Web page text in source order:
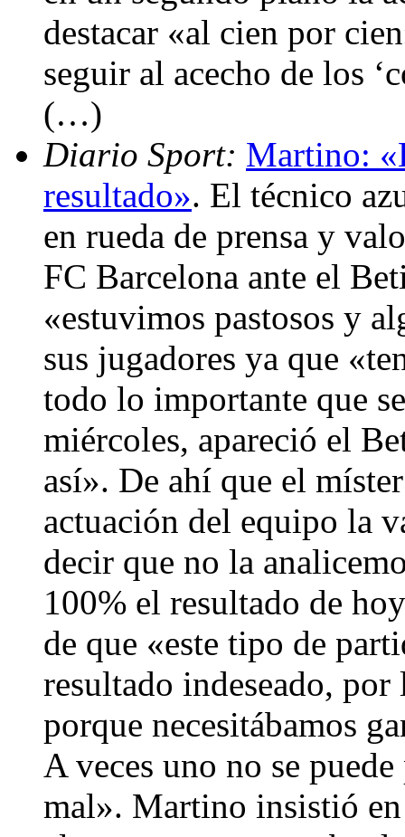
destacar «al cien por
seguir al acecho de los
(…)
Diario Sport: Martino:
resultado». El técnico
en rueda de prensa y
FC Barcelona ante el
«estuvimos pastosos y
sus jugadores ya que
todo lo importante que
miércoles, apareció el
así». De ahí que el
actuación del equipo la
decir que no la
100% el resultado de
de que «este tipo de
resultado indeseado,
porque necesitábamos
A veces uno no se
mal». Martino insistió en